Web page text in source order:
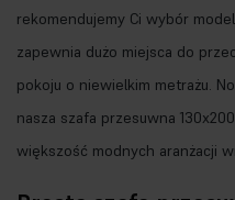
rekomendujemy Ci wybór
zapewnia dużo miejsca do
pokoju o niewielkim metrażu.
nasza szafa przesuwna
większość modnych aranżacji